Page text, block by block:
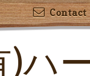
Contact
)ハ